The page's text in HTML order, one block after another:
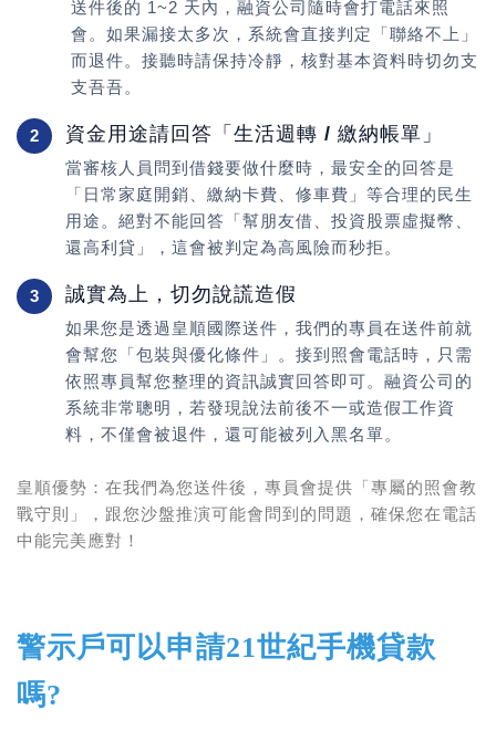
送件後的 1~2 天內，融資公司隨時會打電話來照
會。 如果漏接太多次，系統會直接判定「聯絡不上」
而退件。 接聽時請保持冷靜，核對基本資料時切勿支
支吾吾。
2 資金用途請回答「生活週轉 / 繳納帳單」
當審核人員問到借錢要做什麼時，最安全的回答是
「日常家庭開銷、繳納卡費、修車費」 等合理的民生
用途。絕對不能回答「幫朋友借、投資股票虛擬幣、
還高利貸」，這會被判定為高風險而秒拒。
3 誠實為上，切勿說謊造假
如果您是透過皇順國際送件，我們的專員在送件前就
會幫您「包裝與優化條件」。接到照會電話時， 只需
依照專員幫您整理的資訊誠實回答即可。融資公司的
系統非常聰明，若發現說法前後不一或造假工作資
料，不僅會被退件，還可能被列入黑名單。
皇順優勢： 在我們為您送件後，專員會提供 「專屬的照會教
戰守則」
，跟您沙盤推演可能會問到的問題，確保您在電話
中能完美應對！
警示戶可以申請21世紀手機貸款
嗎?